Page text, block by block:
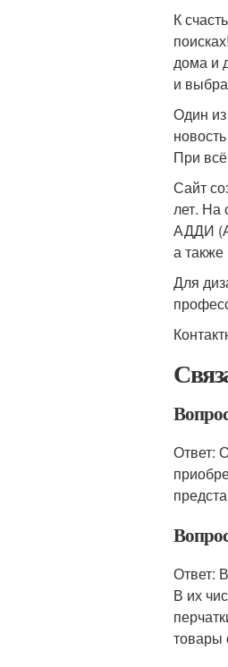
К
дома и
и
Один
При
Сайт
лет. На
АДДИ
а также
Для
Ответ:
Ответ:
В их
товары